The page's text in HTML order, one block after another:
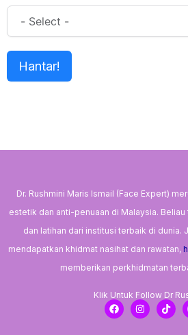
Hantar!
Dr. Rushmini Maris Ismail (Face Expert)
estetik dan anti-penuaan di Malaysia.
dan latihan dari institusi terbaik di dunia.
mendapatkan khidmat nasihat dan rawatan,
memberikan perkhidmatan
Klik Untuk Follow Dr
F
a
c
I
n
s
T
i
k